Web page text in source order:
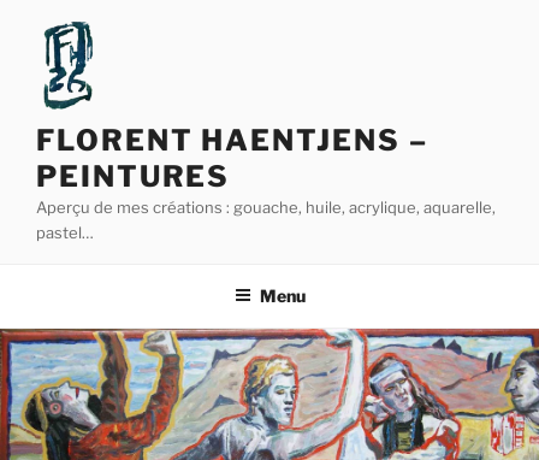
contenu
principal
FLORENT HAENTJENS –
PEINTURES
Aperçu de mes créations : gouache, huile, acrylique, aquarelle,
pastel…
Menu